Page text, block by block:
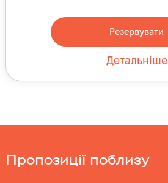
Резервувати
Детальніше
Пропозиції поблизу